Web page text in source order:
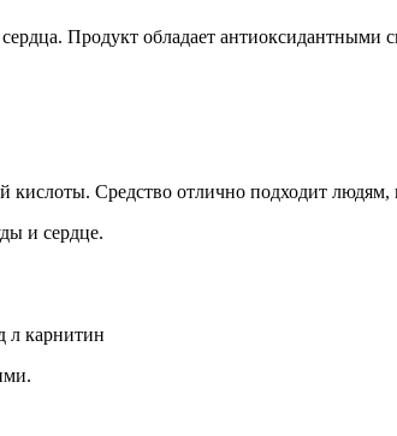
Продукт обладает антиоксидантными
кислоты. Средство отлично подходит
и сердце.